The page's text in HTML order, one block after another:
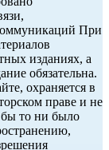
При
изданиях, а
обязательна.
охраняется в
праве и не
то ни было